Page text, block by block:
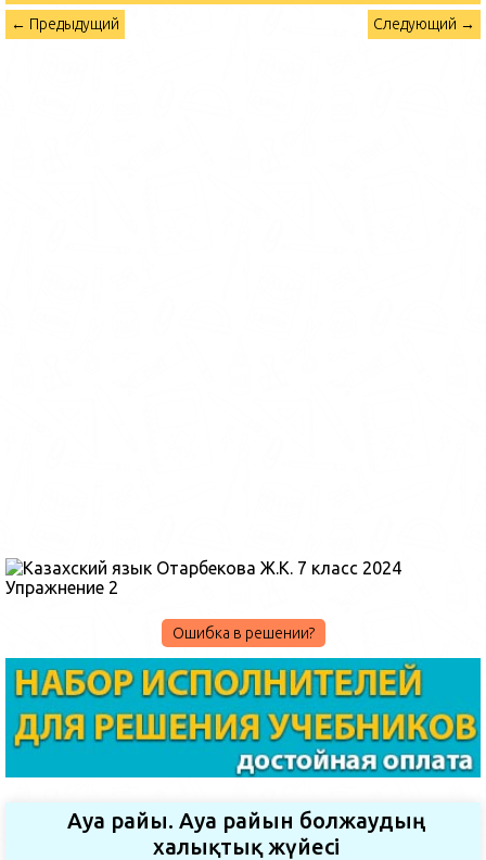
← Предыдущий Следующий →
Ошибка в решении?
Ауа райы. Ауа райын болжаудың
халықтық жүйесі